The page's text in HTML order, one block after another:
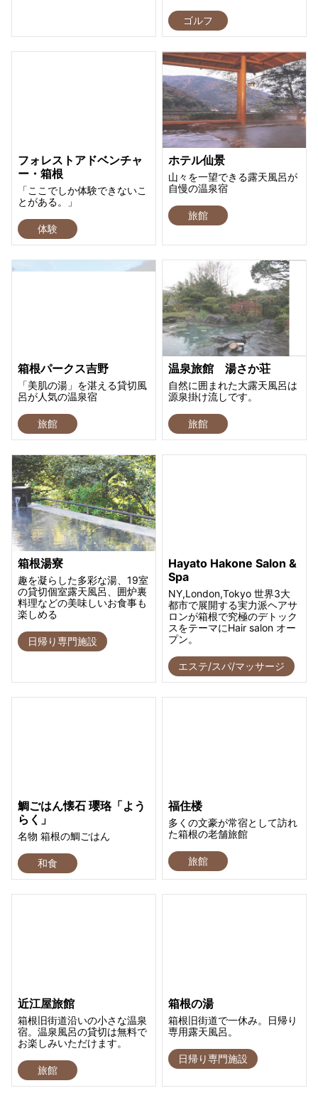
ゴルフ
フォレストアドベンチャ
ー・箱根
「ここでしか体験できないこ
とがある。」
体験
ホテル仙景
山々を一望できる露天風呂が
自慢の温泉宿
旅館
箱根パークス吉野
「美肌の湯」を湛える貸切風
呂が人気の温泉宿
旅館
温泉旅館 湯さか荘
自然に囲まれた大露天風呂は
源泉掛け流しです。
旅館
箱根湯寮
趣を凝らした多彩な湯、19室
の貸切個室露天風呂、囲炉裏
料理などの美味しいお食事も
楽しめる
日帰り専門施設
Hayato Hakone Salon &
Spa
NY,London,Tokyo 世界3大
都市で展開する実力派ヘアサ
ロンが箱根で究極のデトック
スをテーマにHair salon オー
プン。
エステ/スパ/マッサージ
鯛ごはん懐石 瓔珞「よう
らく」
名物 箱根の鯛ごはん
和食
福住楼
多くの文豪が常宿として訪れ
た箱根の老舗旅館
旅館
近江屋旅館
箱根旧街道沿いの小さな温泉
宿。温泉風呂の貸切は無料で
お楽しみいただけます。
旅館
箱根の湯
箱根旧街道で一休み。日帰り
専用露天風呂。
日帰り専門施設